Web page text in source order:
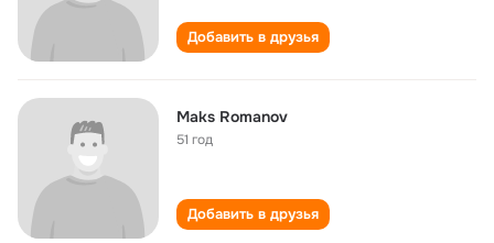
Добавить в друзья
Maks Romanov
51 год
Добавить в друзья